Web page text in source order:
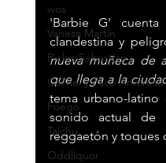
wos
Vanesa Martín
Pieles Sebastian
Ca7riel y Paco Amoroso
Fuego
Taichu
Oddliquor
'Barbie G'
clandestina y
nueva muñeca de
que llega a la
tema urbano-
sonido actual de
reggaetón y toques